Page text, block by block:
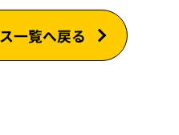
一覧へ戻る